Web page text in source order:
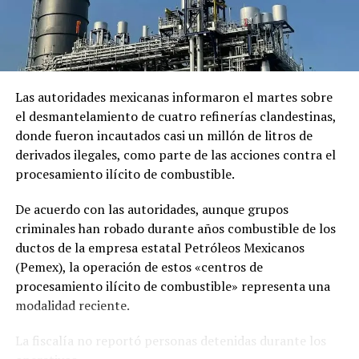
Las autoridades mexicanas informaron el martes sobre
el desmantelamiento de cuatro refinerías clandestinas,
donde fueron incautados casi un millón de litros de
derivados ilegales, como parte de las acciones contra el
procesamiento ilícito de combustible.
De acuerdo con las autoridades, aunque grupos
criminales han robado durante años combustible de los
ductos de la empresa estatal Petróleos Mexicanos
(Pemex), la operación de estos «centros de
procesamiento ilícito de combustible» representa una
modalidad reciente.
La fiscalía no reportó personas detenidas durante los